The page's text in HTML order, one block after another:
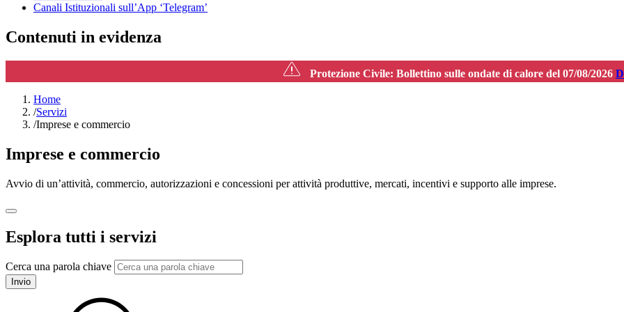
Canali Istituzionali sull’App ‘Telegram’
Contenuti in evidenza
Protezione Civile: Bollettino sulle ondate di calore del 07/08/2026
Home
/Servizi
/Imprese e commercio
Imprese e commercio
Avvio di un’attività, commercio, autorizzazioni e concessioni per attività produttive, mercati, incentivi e supporto alle imprese.
Esplora tutti i servizi
Cerca una parola chiave
Invio